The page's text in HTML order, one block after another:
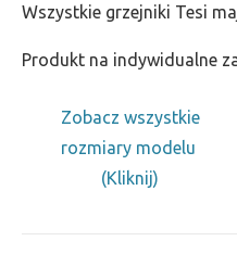
Wszystkie grzejniki Tesi
Produkt na indywidualne
Zobacz wszystkie
rozmiary modelu
(Kliknij)